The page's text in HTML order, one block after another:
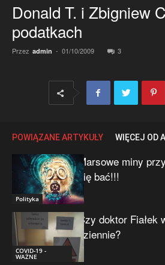
Donald T. i Zbigniew
podatkach
Przez admin - 01/10/2009 3
POWIĄZANE ARTYKUŁY WIĘCEJ OD
Polityka
Marsowe miny
się bać!!!
COVID-19 -
WAŻNE
Czy doktor Fiałek
dziennie?